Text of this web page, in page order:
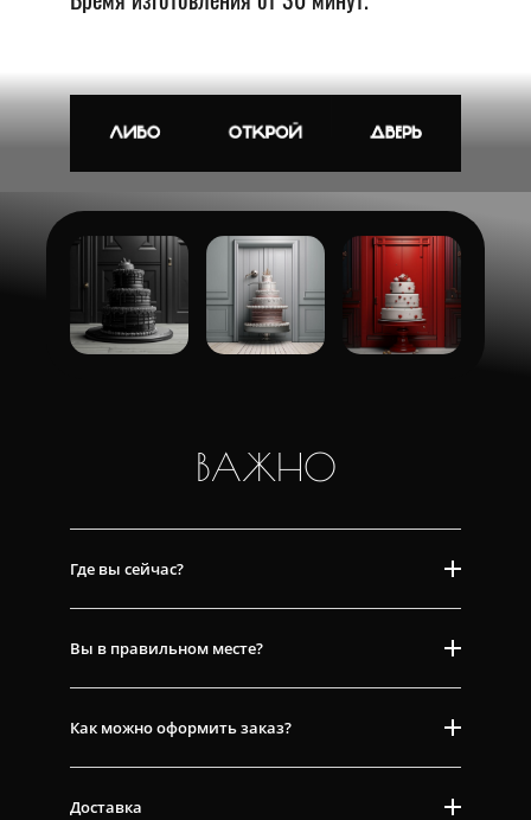
ВАЖНО
Где вы сейчас?
Вы в правильном месте?
Как можно оформить заказ?
Доставка